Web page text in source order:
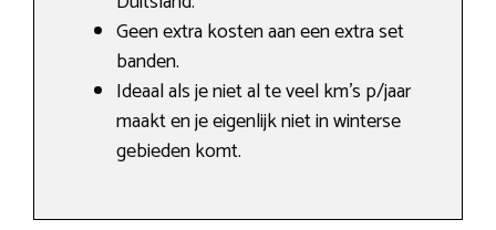
Geen extra kosten aan een extra set
banden.
Ideaal als je niet al te veel km’s p/jaar
maakt en je eigenlijk niet in winterse
gebieden komt.